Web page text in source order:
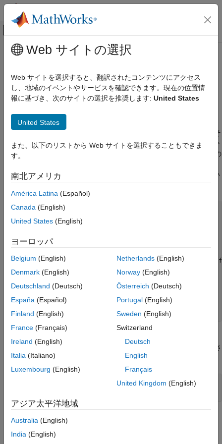
コンテンツへスキップ
オフキャンバス ナビゲーション メ
ドキュメンテーションのホーム
グラフィックス
グラフィックス オブジェクト
オブジェクト削除コールバックの定義
メインコンテンツ
オブジェクト削除コールバックの
定義
オブジェクトを削除するときにコードを実行する、オブジェクト
たとえば、Figure のオブジェクト削除コールバックを作成し、そ
の Figure を削除するときにすべての Figure を削除するかどうか
を確認するダイアログ ボックスを表示することができます。次の
現在のフォルダーまたは MATLAB
検索パス上のフォルダーのい
ずれかに保存します。
function figDelete(~,~)
yn = questdlg('Delete all figures?'
'Figure Menu'
switch yn
        allfigs = findobj(get(groot,
'Children'),
        set(allfigs,
'DeleteFcn'
,[]);
        delete(allfigs)
case
'No'
end
end
figDelete
を割り当てます。いずれかの Figure を削除し、表示さ
れたダイアログ ボックスで選択肢を選択します。
,@figDelete)
Web サイトの選択
Web サイトを選択すると、翻訳されたコンテンツにアクセス
し、地域のイベントやサービスを確認できます。現在の位置情
報に基づき、次のサイトの選択を推奨します: United States
United States
また、以下のリストから Web サイトを選択することもできま
す。
南北アメリカ
América Latina (Español)
Canada (English)
United States (English)
ヨーロッパ
Belgium (English)
Denmark (English)
Deutschland (Deutsch)
España (Español)
Finland (English)
France (Français)
Ireland (English)
Italia (Italiano)
Luxembourg (English)
Netherlands(English)
Norway(English)
Österreich (Deutsch)
Portugal(English)
Sweden (English)
Switzerland
Deutsch
English
Français
United Kingdom (English)
アジア太平洋地域
Australia (English)
India (English)